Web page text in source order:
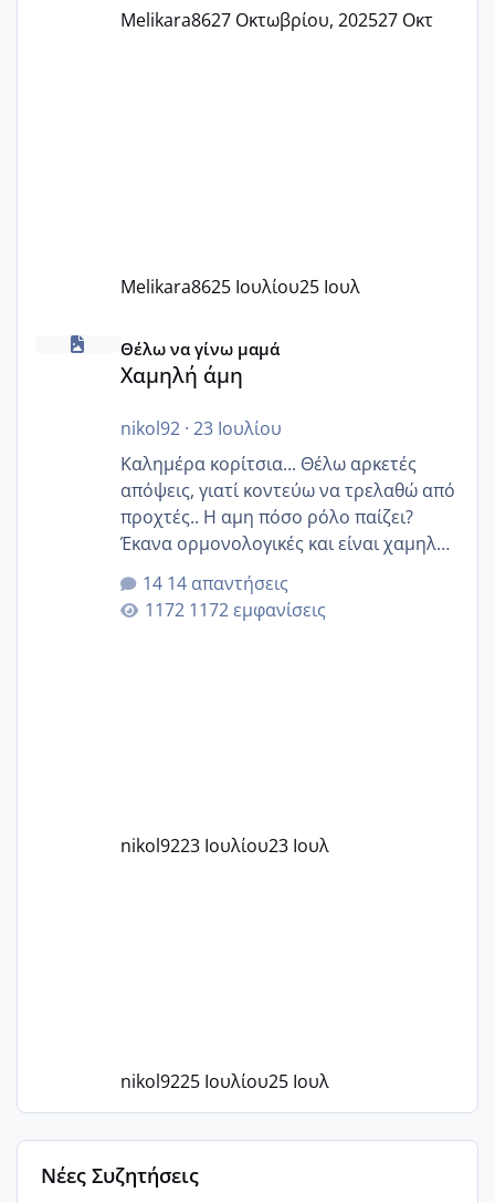
Melikara8627 Οκτωβρίου, 202527 Οκτ
Melikara8625 Ιουλίου25 Ιουλ
Χαμηλή άμη
Θέλω να γίνω μαμά
Χαμηλή άμη
nikol92· 23 Ιουλίου
Καλημέρα κορίτσια... Θέλω αρκετές
απόψεις, γιατί κοντεύω να τρελαθώ από
προχτές.. Η αμη πόσο ρόλο παίζει?
Έκανα ορμονολογικές και είναι χαμηλή
για την ηλικία μου.. Είχα ήδη μια
εγκυμοσύνη, που έπρεπε να τερματιστεί
στην 27η εβδομάδα και προσπαθώ 7
14 απαντήσεις
1172 εμφανίσεις
nikol9223 Ιουλίου23 Ιουλ
nikol9225 Ιουλίου25 Ιουλ
Νέες Συζητήσεις